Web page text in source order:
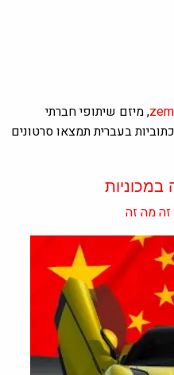
, מיזם שיתופי חברתי
בעברית תמצאו סרטונים
מה זה